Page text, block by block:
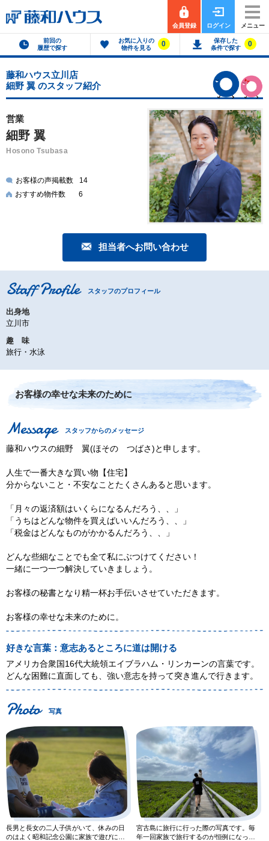
会員登録 ログイン メニュー
前回の
履歴で探す
お気に入りの
物件を見る
0
保存した
条件で探す
0
藤和ハウス立川店
細野 翼 のスタッフ紹介
営業
細野 翼
Hosono Tsubasa
お客様の声掲載数
14
おすすめ物件数
6
担当者へお問い合わせ
スタッフのプロフィール
出身地
立川市
趣 味
旅行・水泳
お客様の幸せな未来のために
スタッフからのメッセージ
藤和ハウスの細野 翼(ほその つばさ)と申します。
人生で一番大きな買い物【住宅】
分からないこと・不安なことたくさんあると思います。
「月々の返済額はいくらになるんだろう、、」
「うちはどんな物件を買えばいいんだろう、、」
「税金はどんなものがかかるんだろう、、」
どんな些細なことでも全て私にぶつけてください！
一緒に一つ一つ解決していきましょう。
お客様の秘書となり精一杯お手伝いさせていただきます。
お客様の幸せな未来のために。
好きな言葉：意志あるところに道は開ける
アメリカ合衆国16代大統領エイブラハム・リンカーンの言葉です。
どんな困難に直面しても、強い意志を持って突き進んで行きます。
写真
長男と長女の二人子供がいて、休みの日
のはよく昭和記念公園に家族で遊びに行
宮古島に旅行に行った際の写真です。毎
年一回家族で旅行するのが恒例になって